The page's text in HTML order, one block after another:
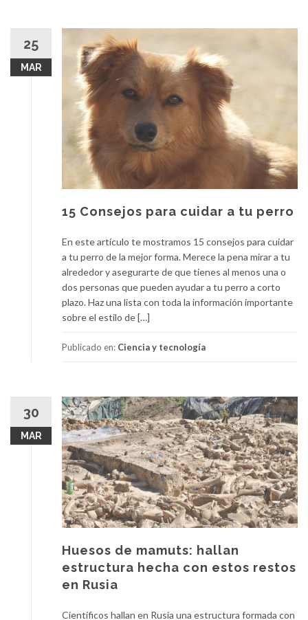
25
MAR
15 Consejos para cuidar a tu perro
En este artículo te mostramos 15 consejos para cuidar
a tu perro de la mejor forma. Merece la pena mirar a tu
alrededor y asegurarte de que tienes al menos una o
dos personas que pueden ayudar a tu perro a corto
plazo. Haz una lista con toda la información importante
sobre el estilo de […]
Publicado en: Ciencia y tecnología
30
MAR
Huesos de mamuts: hallan
estructura hecha con estos restos
en Rusia
Científicos hallan en Rusia una estructura formada con